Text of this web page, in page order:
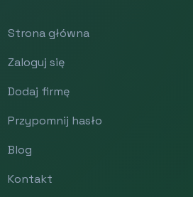
Strona główna
Zaloguj się
Dodaj firmę
Przypomnij hasło
Blog
Kontakt